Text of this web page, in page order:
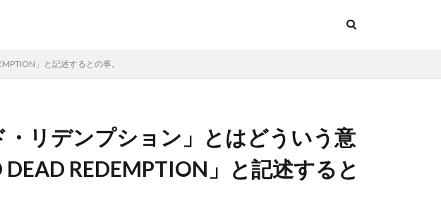
」と記述するとの事。
・リデンプション」とはどういう意
DEAD REDEMPTION」と記述すると